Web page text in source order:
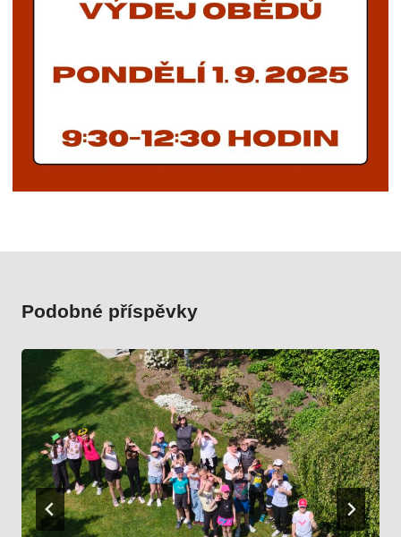
Podobné příspěvky